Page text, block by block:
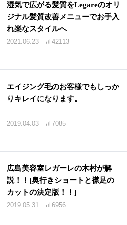
湿気で広がる髪質をLegareのオリ
ジナル髪質改善メニューでお手入
れ楽なスタイルへ
2021.06.23 42113
エイジング毛のお客様でもしっか
りキレイになります。
2019.04.03 7085
広島美容室レガーレの木村が解
説！！[奥行きショートと襟足の
カットの決定版！！]
2019.05.31 6956